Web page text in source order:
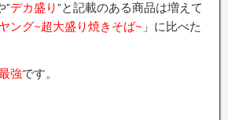
”デカ盛り”と記載のある商品は増えて
ング~超大盛り焼きそば~ 」に比べた
強です。